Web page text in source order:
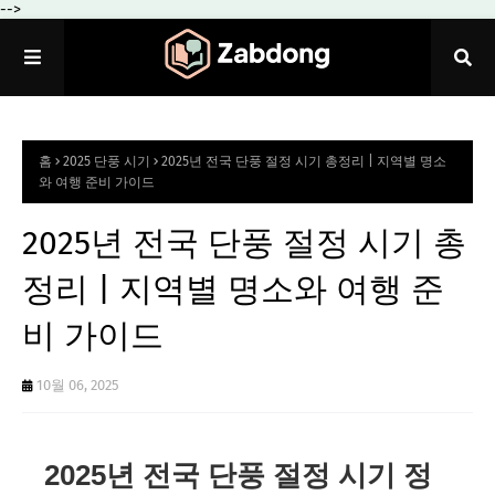
-->
홈 2025 단풍 시기
2025년 전국 단풍 절정 시기 총정리 | 지역별 명소
와 여행 준비 가이드
2025년 전국 단풍 절정 시기 총
정리 | 지역별 명소와 여행 준
비 가이드
10월 06, 2025
2025년 전국 단풍 절정 시기 정